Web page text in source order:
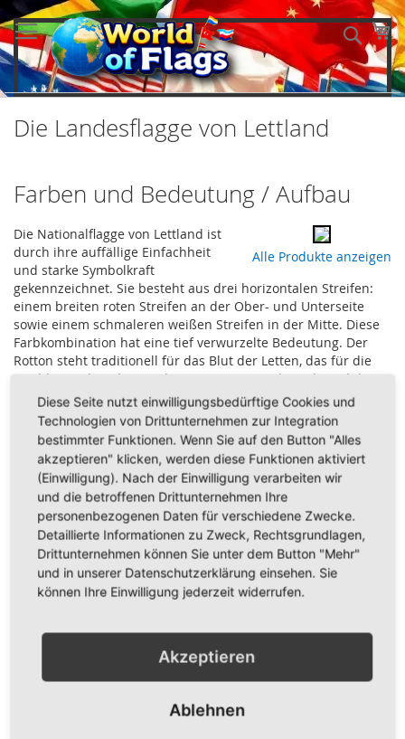
Direkt
zum
Inhalt
Die Landesflagge von Lettland
Farben und Bedeutung / Aufbau
Alle Produkte anzeigen
Die Nationalflagge von Lettland ist
durch ihre auffällige Einfachheit
und starke Symbolkraft
gekennzeichnet. Sie besteht aus drei horizontalen Streifen:
einem breiten roten Streifen an der Ober- und Unterseite
sowie einem schmaleren weißen Streifen in der Mitte. Diese
Farbkombination hat eine tief verwurzelte Bedeutung. Der
Rotton steht traditionell für das Blut der Letten, das für die
Unabhängigkeit des Landes vergossen wurde, während der
weiße Streifen Reinheit, Freiheit und Gerechtigkeit
symbolisiert.
Geschichtlicher Hintergrund
Die lettische Flagge gilt als eine der ältesten in Europa, deren
Ursprung bis ins 13. Jahrhundert zurückreicht. Der Legende
nach entstand die Flagge, als ein verwundeter lettischer
Stammesführer in ein weißes Laken gewickelt wurde, das von
seinem vergossenen Blut teilweise rot gefärbt wurde. Im Jahr
1918, nach der Unabhängigkeitserklärung Lettlands, wurde
Sowjetunion, wiederhergestellt und bestätigt.
Verwendungsarten
Diese Seite nutzt einwilligungsbedürftige Cookies und
Technologien von Drittunternehmen zur Integration
bestimmter Funktionen. Wenn Sie auf den Button "Alles
akzeptieren" klicken, werden diese Funktionen aktiviert
(Einwilligung). Nach der Einwilligung verarbeiten wir
und die betroffenen Drittunternehmen Ihre
personenbezogenen Daten für verschiedene Zwecke.
Detaillierte Informationen zu Zweck, Rechtsgrundlagen,
Drittunternehmen können Sie unter dem Button "Mehr"
und in unserer Datenschutzerklärung einsehen. Sie
können Ihre Einwilligung jederzeit widerrufen.
Akzeptieren
Ablehnen